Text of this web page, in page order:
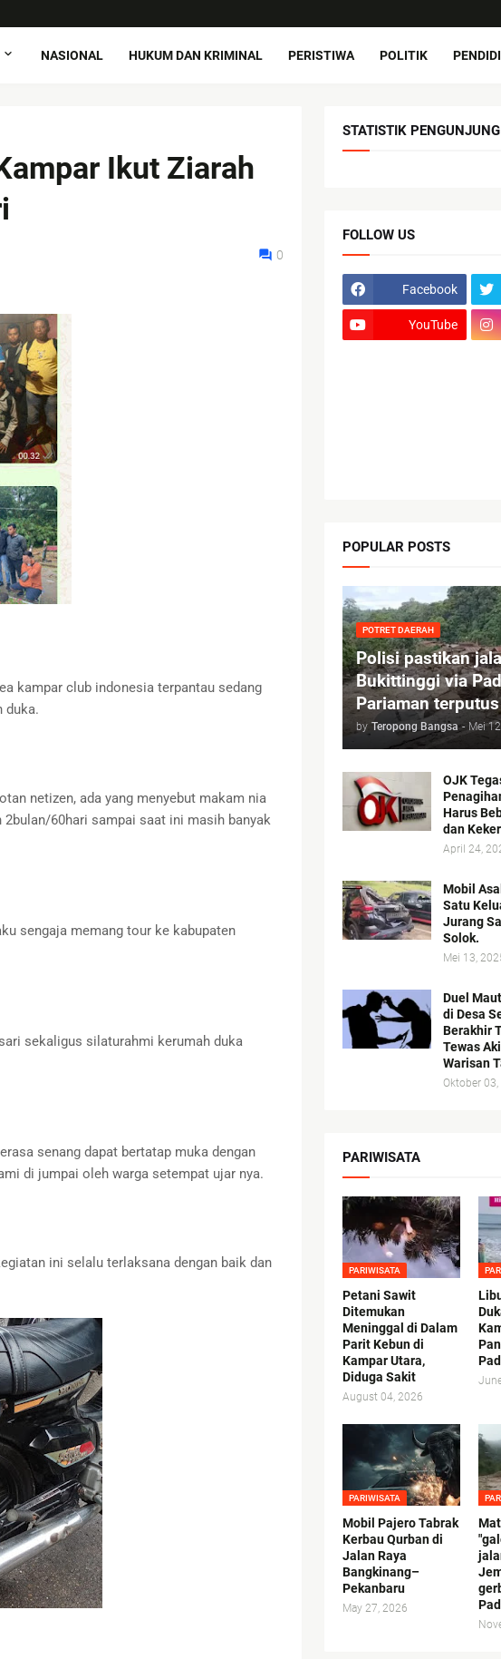
NASIONAL HUKUM DAN KRIMINAL PERISTIWA POLITIK
Ikut Ziarah
0
kampar club indonesia terpantau sedang
duka.
netizen, ada yang menyebut makam nia
2bulan/60hari sampai saat ini masih banyak
sengaja memang tour ke kabupaten
sekaligus silaturahmi kerumah duka
senang dapat bertatap muka dengan
di jumpai oleh warga setempat ujar nya.
ini selalu terlaksana dengan baik dan
STATISTIK PENGUNJUNG
FOLLOW US
Facebook
YouTube
POPULAR POSTS
POTRET DAERAH
Polisi pastikan
Bukittinggi via
Pariaman terputus
by Teropong Bangsa - Mei
OJK
Harus
dan
April 24,
Mobil
Satu
Jurang
Solok.
Mei 13,
Duel
di Desa
Berakhir
Tewas
Warisan
Oktober
PARIWISATA
PARIWISATA
Petani Sawit
Ditemukan
Meninggal di Dalam
Parit Kebun di
Kampar Utara,
Diduga Sakit
August 04, 2026
PARIWISATA
Mobil Pajero Tabrak
Kerbau Qurban di
Jalan Raya
Bangkinang–
Pekanbaru
May 27, 2026